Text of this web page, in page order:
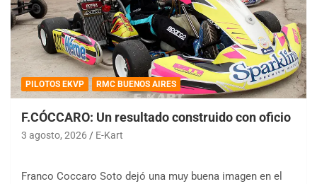
PILOTOS EKVP RMC BUENOS AIRES
F.CÓCCARO: Un resultado construido con oficio
3 agosto, 2026 E-Kart
Franco Coccaro Soto dejó una muy buena imagen en el